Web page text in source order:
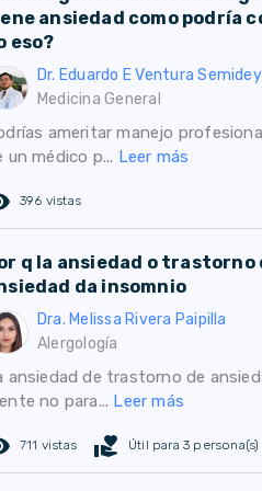
ansiedad como podría
eso?
Dr. Eduardo E Ventura Semidey
Medicina General
ameritar manejo
un médico p... Leer más
396 vistas
q la ansiedad o trastorno
da insomnio
Dra. Melissa Rivera Paipilla
Alergología
ansiedad de trastorno de
no para... Leer más
711 vistas volunteer_activism Útil para 3 persona(s)